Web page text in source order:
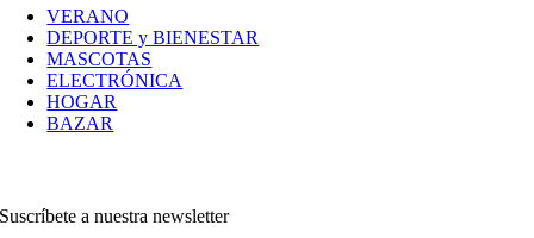
VERANO
DEPORTE y BIENESTAR
MASCOTAS
ELECTRÓNICA
HOGAR
BAZAR
Suscríbete a nuestra newsletter